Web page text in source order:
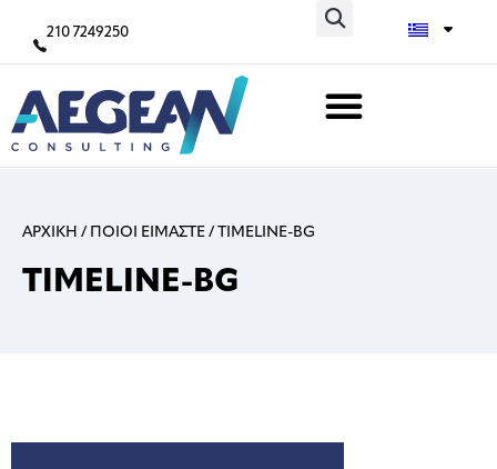
210 7249250
ΑΡΧΙΚΗ / ΠΟΙΟΙ ΕΙΜΑΣΤΕ / TIMELINE-BG
TIMELINE-BG